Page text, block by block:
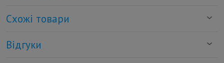
Схожі товари
Відгуки